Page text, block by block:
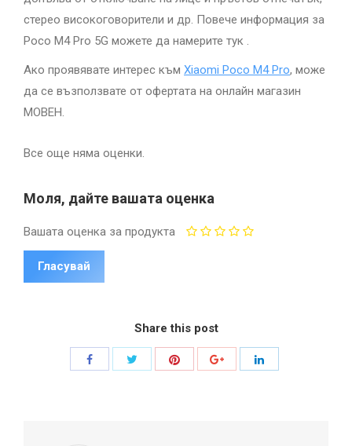
стерео високоговорители и др. Повече информация за
Poco M4 Pro 5G можете да намерите тук .
Ако проявявате интерес към Xiaomi Poco M4 Pro, може
да се възползвате от офертата на онлайн магазин
МОВЕН.
Все още няма оценки.
Моля, дайте вашата оценка
Вашата оценка за продукта
Share this post